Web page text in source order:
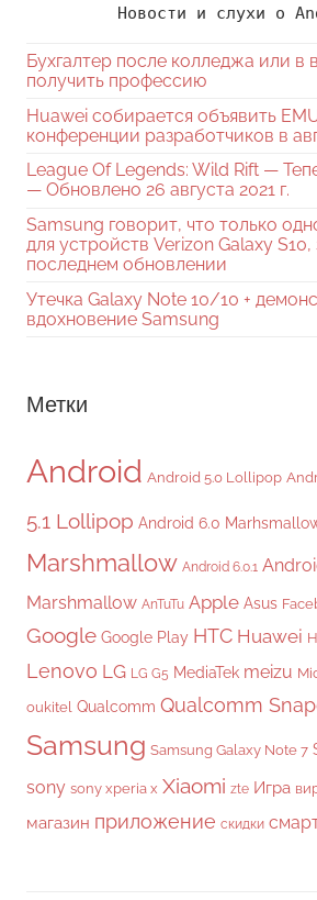
Новости и слухи о
Бухгалтер после колледжа или в
получить профессию
Huawei собирается объявить
конференции разработчиков в
League Of Legends: Wild Rift —
— Обновлено 26 августа 2021 г.
Samsung говорит, что только
для устройств Verizon Galaxy
последнем обновлении
Утечка Galaxy Note 10/10 +
вдохновение Samsung
Метки
Android Android 5.0 Lollipop
5.1 Lollipop Android 6.0
Marshmallow Android 6.0.1
Marshmallow AnTuTu Apple Asus
Google Google Play HTC Huawei
Lenovo LG LG G5 MediaTek meizu
oukitel Qualcomm Qualcomm
Samsung Samsung Galaxy Note 7
sony sony xperia x Xiaomi zte Игра
магазин приложение скидки